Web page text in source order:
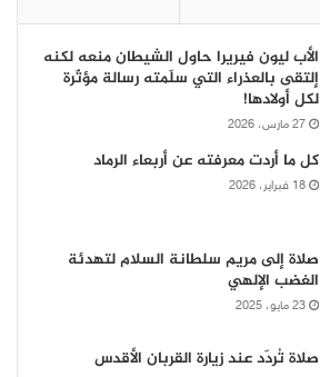
الأب ليون فيريرا حاول الشيطان منعه لكنه
إلتقى بالعذراء التي سلّمته رسالة مؤثّرة
لكل أولادها!
27 مارس، 2026
كل ما أردت معرفته عن أربعاء الرماد
18 فبراير، 2026
صلاة إلى مريم سلطانة السلام لتهدئة
الغضب الإلهي
23 مايو، 2025
صلاة تُردّد عند زيارة القربان الأقدس